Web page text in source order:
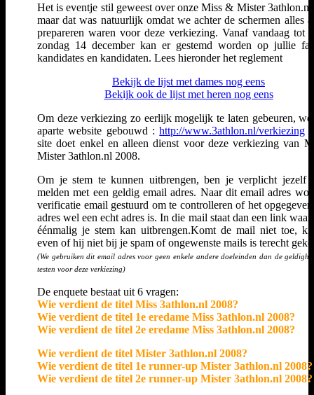
Het is eventje stil geweest over onze Miss & Mister
maar dat was natuurlijk omdat we achter de schermen alles
prepareren waren voor deze verkiezing. Vanaf vandaag tot
zondag 14 december kan er gestemd worden op jullie
kandidates en kandidaten. Lees hieronder het reglement
Bekijk de lijst met dames nog eens
Bekijk ook de lijst met heren nog eens
Om deze verkiezing zo eerlijk mogelijk te laten gebeuren,
aparte website gebouwd :http://www.3athlon.nl/verkiezing
site doet enkel en alleen dienst voor deze verkiezing van
Mister 3athlon.nl 2008.
Om je stem te kunnen uitbrengen, ben je verplicht jezelf
melden met een geldig email adres. Naar dit email adres
verificatie email gestuurd om te controlleren of het
adres wel een echt adres is. In die mail staat dan een link
éénmalig je stem kan uitbrengen.Komt de mail niet toe,
even of hij niet bij je spam of ongewenste mails is terecht
(We gebruiken dit email adres voor geen enkele andere doeleinden dan de
testen voor deze verkiezing)
De enquete bestaat uit 6 vragen:
Wie verdient de titel Miss 3athlon.nl 2008?
Wie verdient de titel 1e eredame Miss 3athlon.nl 2008?
Wie verdient de titel 2e eredame Miss 3athlon.nl 2008?
Wie verdient de titel Mister 3athlon.nl 2008?
Wie verdient de titel 1e runner-up Mister 3athlon.nl 2008?
Wie verdient de titel 2e runner-up Mister 3athlon.nl 2008?